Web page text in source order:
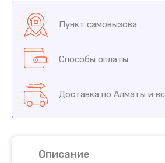
Пункт самовызова
Способы оплаты
Доставка по Алматы и
Описание